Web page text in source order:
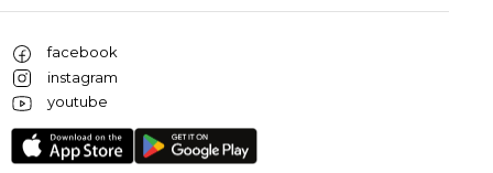
facebook
instagram
youtube